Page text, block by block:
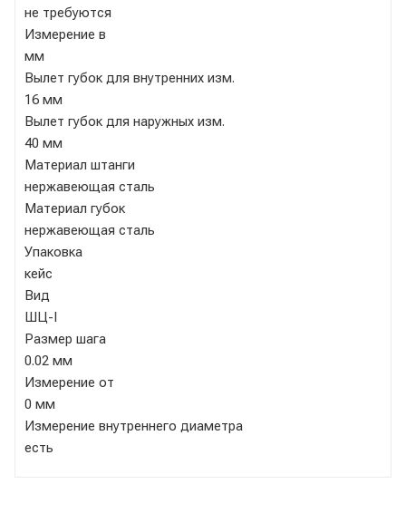
не требуются
Измерение в
мм
Вылет губок для внутренних изм.
16 мм
Вылет губок для наружных изм.
40 мм
Материал штанги
нержавеющая сталь
Материал губок
нержавеющая сталь
Упаковка
кейс
Вид
ШЦ-I
Размер шага
0.02 мм
Измерение от
0 мм
Измерение внутреннего диаметра
есть